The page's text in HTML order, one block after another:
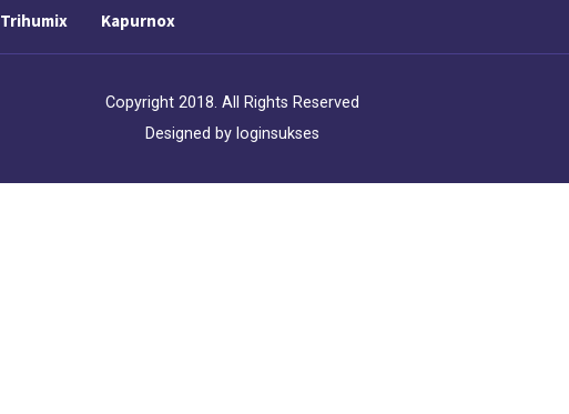
Trihumix Kapurnox
Copyright 2018. All Rights Reserved
Designed by loginsukses